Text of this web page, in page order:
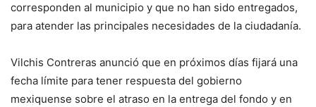
corresponden al municipio y que no han sido entregados,
para atender las principales necesidades de la ciudadanía.
Vilchis Contreras anunció que en próximos días fijará una
fecha límite para tener respuesta del gobierno
mexiquense sobre el atraso en la entrega del fondo y en